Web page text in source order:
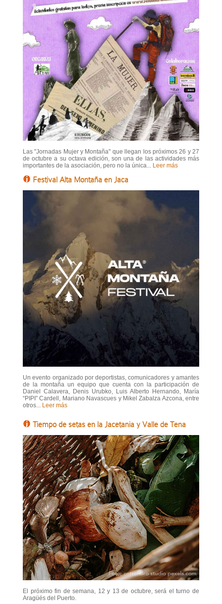
Las "Jornadas Mujer y Montaña" que llegan los próximos 26 y 27
de octubre a su octava edición, son una de las actividades más
importantes de la asociación, pero no la única... Leer más
Festival Alta Montaña en Jaca
Un evento organizado por deportistas, comunicadores y amantes
de la montaña un equipo que cuenta con la participación de
Daniel Calavera, Denis Urubko, Luis Alberto Hernando, María
“PIPI” Cardell, Mariano Navascues y Mikel Zabalza Azcona, entre
otros... Leer más
Tiempo de setas en la Jacetania y Valle de Tena
El próximo fin de semana, 12 y 13 de octubre, será el turno de
Aragüés del Puerto.